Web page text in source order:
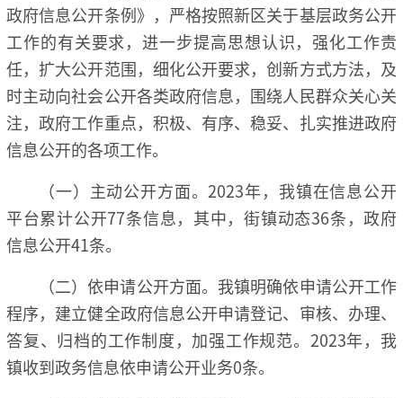
政府信息公开条例》，严格按照新区关于基层政务公开
工作的有关要求，进一步提高思想认识，强化工作责
任，扩大公开范围，细化公开要求，创新方式方法，及
时主动向社会公开各类政府信息，围绕人民群众关心关
注，政府工作重点，积极、有序、稳妥、扎实推进政府
信息公开的各项工作。
（一）主动公开方面。2023年，我镇在信息公开
平台累计公开77条信息，其中，街镇动态36条，政府
信息公开41条。
（二）依申请公开方面。我镇明确依申请公开工作
程序，建立健全政府信息公开申请登记、审核、办理、
答复、归档的工作制度，加强工作规范。2023年，我
镇收到政务信息依申请公开业务0条。